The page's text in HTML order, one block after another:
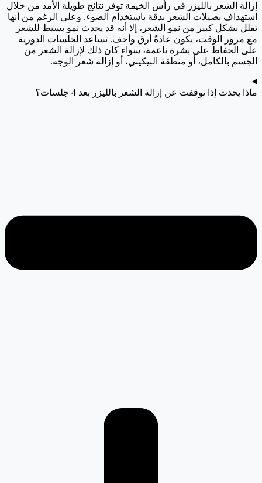
إزالة الشعر بالليزر في رأس الخيمة توفر نتائج طويلة الأمد من خلال
استهداف بصيلات الشعر بدقة باستخدام الضوء. وعلى الرغم من أنها
تقلل بشكل كبير من نمو الشعر، إلا أنه قد يحدث نمو بسيط للشعر
مع مرور الوقت، يكون عادةً أرق وأخف. تساعد الجلسات الدورية
على الحفاظ على بشرة ناعمة، سواء كان ذلك لإزالة الشعر من
الجسم بالكامل، أو منطقة البيكيني، أو إزالة شعر الوجه.
ماذا يحدث إذا توقفت عن إزالة الشعر بالليزر بعد 4 جلسات؟